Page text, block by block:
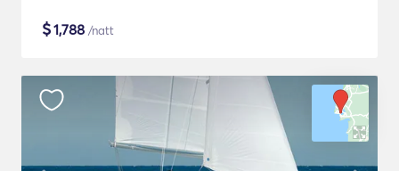
$1,788 /natt